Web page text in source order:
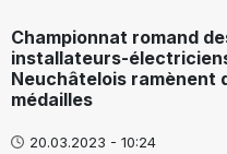
Championnat romand
installateurs-
Neuchâtelois ramènent
médailles
20.03.2023 - 10:24